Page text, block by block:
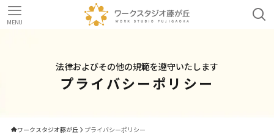
MENU
法律およびその他の規範を遵守いたします
プライバシーポリシー
ワークスタジオ藤が丘 プライバシーポリシー